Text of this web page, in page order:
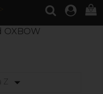
0
OXBOW
Z 